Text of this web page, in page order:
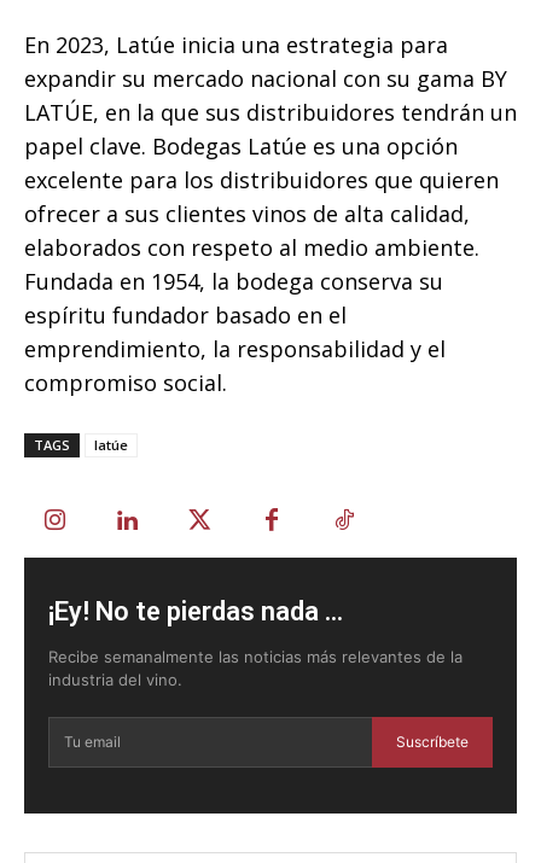
En 2023, Latúe inicia una estrategia para
expandir su mercado nacional con su gama BY
LATÚE, en la que sus distribuidores tendrán un
papel clave. Bodegas Latúe es una opción
excelente para los distribuidores que quieren
ofrecer a sus clientes vinos de alta calidad,
elaborados con respeto al medio ambiente.
Fundada en 1954, la bodega conserva su
espíritu fundador basado en el
emprendimiento, la responsabilidad y el
compromiso social.
TAGS latúe
¡Ey! No te pierdas nada ...
Recibe semanalmente las noticias más relevantes de la
industria del vino.
Suscríbete